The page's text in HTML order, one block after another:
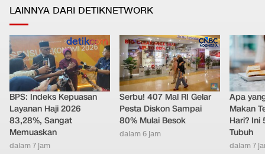
LAINNYA DARI DETIKNETWORK
BPS: Indeks Kepuasan
Layanan Haji 2026
83,28%, Sangat
Memuaskan
dalam 7 jam
Serbu! 407 Mal RI Gelar
Pesta Diskon Sampai
80% Mulai Besok
dalam 6 jam
Apa
Makan
Hari? Ini
Tubuh
dalam 7